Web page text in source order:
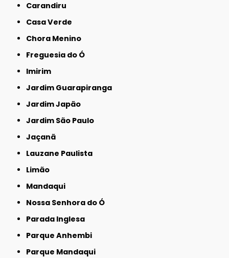
Carandiru
Casa Verde
Chora Menino
Freguesia do Ó
Imirim
Jardim Guarapiranga
Jardim Japão
Jardim São Paulo
Jaçanã
Lauzane Paulista
Limão
Mandaqui
Nossa Senhora do Ó
Parada Inglesa
Parque Anhembi
Parque Mandaqui